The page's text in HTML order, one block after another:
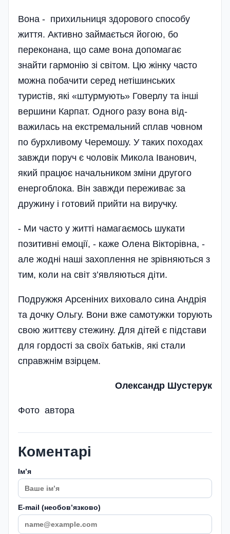
Вона - прихильниця здорового способу
життя. Активно займається йогою, бо
переконана, що саме вона допомагає
знайти гармонію зі світом. Цю жінку часто
можна побачити серед нетішинських
туристів, які «штурмують» Говерлу та інші
вершини Карпат. Одного разу вона від­
важилась на екстремальний сплав човном
по бурхливому Черемошу. У таких походах
завжди поруч є чоловік Микола Іванович,
який працює начальником зміни другого
енергоблока. Він завжди переживає за
дружину і готовий прийти на виручку.
- Ми часто у житті намагаємось шукати
позитивні емоції, - каже Олена Вікторівна, -
але жодні наші захоплення не зрівняються з
тим, коли на світ з’являються діти.
Подружжя Арсеніних виховало сина Андрія
та дочку Ольгу. Вони вже самотужки торують
свою життєву стежину. Для дітей є підстави
для гордості за своїх батьків, які стали
справжнім взірцем.
Олександр Шустерук
Фото автора
Коментарі
Імʼя
E-mail (необовʼязково)